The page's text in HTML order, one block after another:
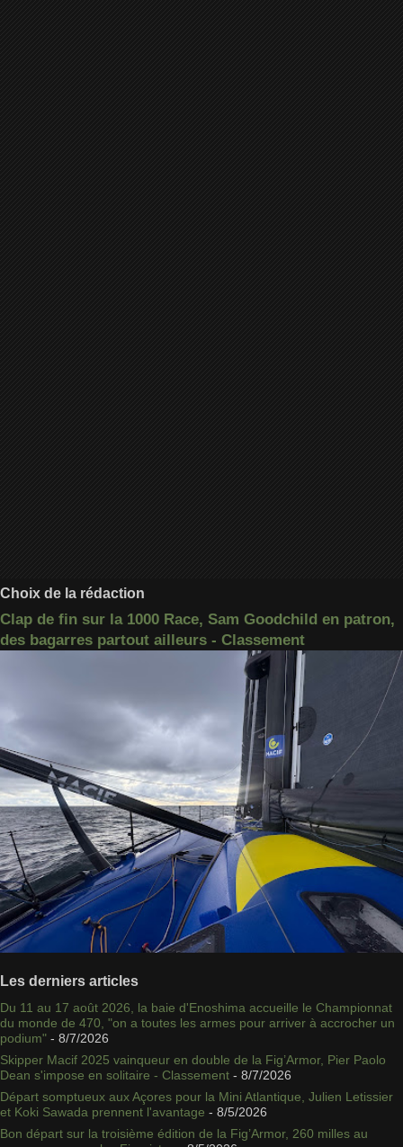
Choix de la rédaction
Clap de fin sur la 1000 Race, Sam Goodchild en patron,
des bagarres partout ailleurs - Classement
Les derniers articles
Du 11 au 17 août 2026, la baie d'Enoshima accueille le Championnat
du monde de 470, "on a toutes les armes pour arriver à accrocher un
podium" - 8/7/2026
Skipper Macif 2025 vainqueur en double de la Fig’Armor, Pier Paolo
Dean s'impose en solitaire - Classement - 8/7/2026
Départ somptueux aux Açores pour la Mini Atlantique, Julien Letissier
et Koki Sawada prennent l'avantage - 8/5/2026
Bon départ sur la troisième édition de la Fig’Armor, 260 milles au